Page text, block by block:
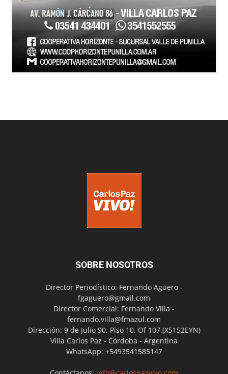
SOBRE NOSOTROS
Director Periodístico: Fernando Agüero -
fgaguero@gmail.com
Director Comercial: Fernando Villa -
fernando.villa@fmazul.com
Dirección: 9 de Julio 90. Piso 10. Of 107.(X5152EYN)
Villa Carlos Paz - Córdoba - Argentina
WhatsApp: +5493541585147